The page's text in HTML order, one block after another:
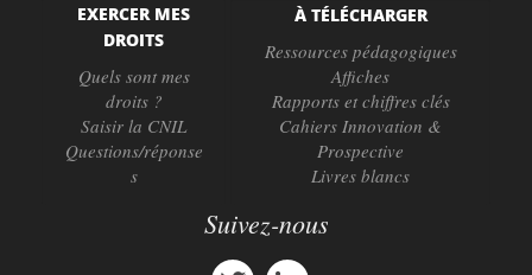
EXERCER MES
DROITS
Quels sont mes
droits ?
Saisir la CNIL
Questions/réponse
s
À TÉLÉCHARGER
Ressources pédagogiques
Affiches
Rapports et chiffres clés
Cahiers Innovation &
Prospective
Livres blancs
Suivez-nous